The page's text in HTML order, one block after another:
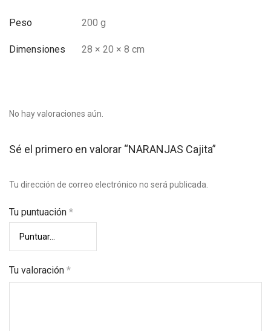
Peso 200 g
Dimensiones 28 × 20 × 8 cm
No hay valoraciones aún.
Sé el primero en valorar “NARANJAS Cajita”
Tu dirección de correo electrónico no será publicada.
Tu puntuación *
Tu valoración *